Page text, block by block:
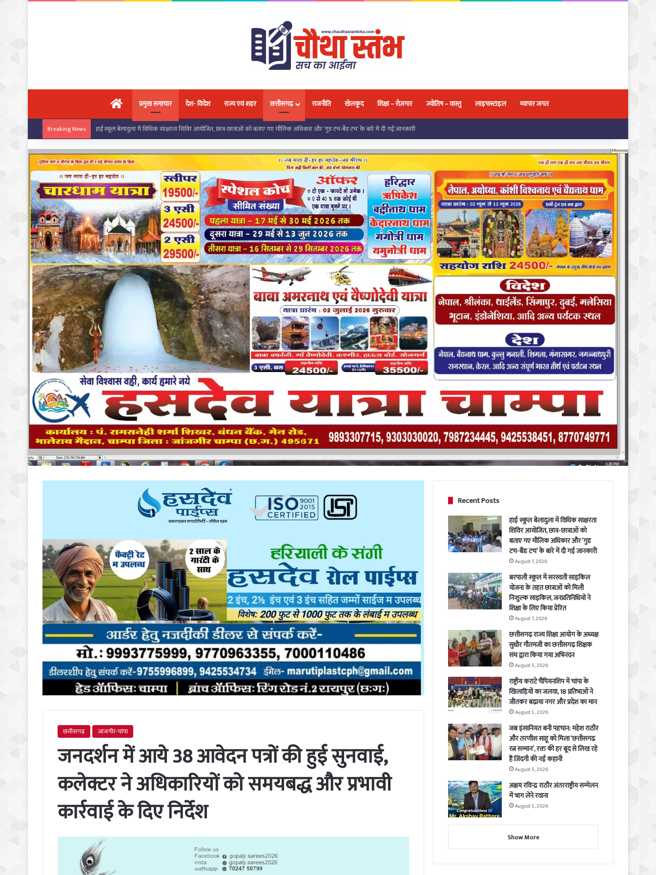
मुख्य पृष्ठप्रमुख समाचार देश- विदेश राज्य एवं शहर छत्तीसगढ़ राजनीति खेलकूद शिक्षा – रोज़गार ज्योतिष – वास्तु लाइफस्टाइल व्यापार जगत
Breaking News बरपाली स्कूल में सरस्वती साइकिल योजना के तहत छात्राओं को मिली निःशुल्क साइकिल, जनप्रतिनिधियों ने शिक्षा के लिए किया प्रेरित
छत्तीसगढ़ जांजगीर-चांपा
जनदर्शन में आये 38 आवेदन पत्रों की हुई सुनवाई,
कलेक्टर ने अधिकारियों को समयबद्ध और प्रभावी
कार्रवाई के दिए निर्देश
Recent Posts
हाई स्कूल बेलादुला में विधिक साक्षरता
शिविर आयोजित, छात्र-छात्राओं को
बताए गए मौलिक अधिकार और ‘गुड
टच-बैड टच’ के बारे में दी गई जानकारी
August 7, 2026
बरपाली स्कूल में सरस्वती साइकिल
योजना के तहत छात्राओं को मिली
निःशुल्क साइकिल, जनप्रतिनिधियों ने
शिक्षा के लिए किया प्रेरित
August 7, 2026
छत्तीसगढ़ राज्य शिक्षा आयोग के अध्यक्ष
सुधीर गौतमजी का छत्तीसगढ़ शिक्षक
संघ द्वारा किया गया अभिनंदन
August 5, 2026
राष्ट्रीय कराटे चैंपियनशिप में चांपा के
खिलाड़ियों का जलवा, 18 प्रतिभाओं ने
जीतकर बढ़ाया नगर और प्रदेश का मान
August 5, 2026
जब इंसानियत बनी पहचान: महेश राठौर
और तरणीश साहू को मिला ‘छत्तीसगढ़
रत्न सम्मान’, रक्त की हर बूंद से लिख रहे
हैं जिंदगी की नई कहानी
August 5, 2026
अक्षय रविन्द्र राठौर अंतरराष्ट्रीय सम्मेलन
में भाग लेने रवाना
August 5, 2026
Show More